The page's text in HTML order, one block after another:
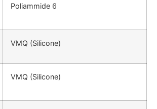
Poliammide 6
VMQ (Silicone)
VMQ (Silicone)